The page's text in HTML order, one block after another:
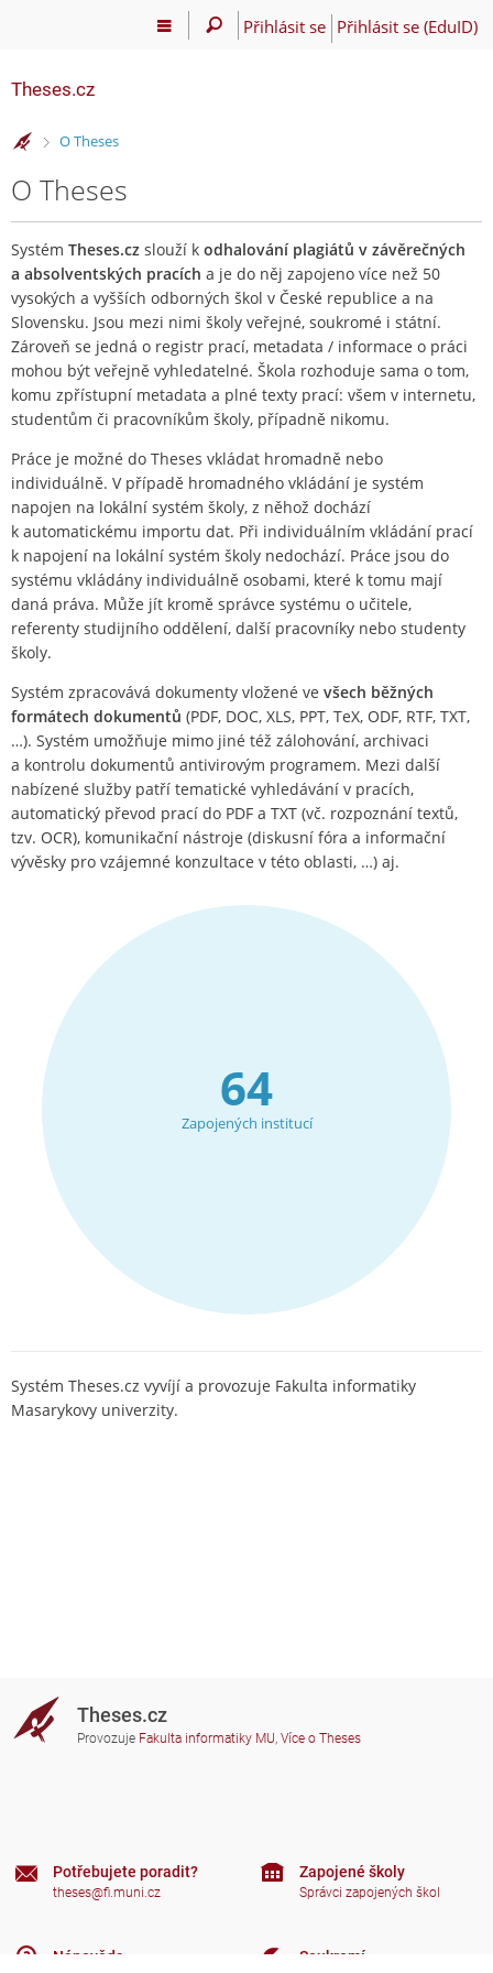
Přihlásit se Přihlásit se (EduID)
Theses.cz
>
O Theses
O Theses
Systém Theses.cz slouží k odhalování plagiátů v závěrečných
a absolventských pracích a je do něj zapojeno více než 50
vysokých a vyšších odborných škol v České republice a na
Slovensku. Jsou mezi nimi školy veřejné, soukromé i státní.
Zároveň se jedná o registr prací, metadata / informace o práci
mohou být veřejně vyhledatelné. Škola rozhoduje sama o tom,
komu zpřístupní metadata a plné texty prací: všem v internetu,
studentům či pracovníkům školy, případně nikomu.
Práce je možné do Theses vkládat hromadně nebo
individuálně. V případě hromadného vkládání je systém
napojen na lokální systém školy, z něhož dochází
k automatickému importu dat. Při individuálním vkládání prací
k napojení na lokální systém školy nedochází. Práce jsou do
systému vkládány individuálně osobami, které k tomu mají
daná práva. Může jít kromě správce systému o učitele,
referenty studijního oddělení, další pracovníky nebo studenty
školy.
Systém zpracovává dokumenty vložené ve všech běžných
formátech dokumentů (PDF, DOC, XLS, PPT, TeX, ODF, RTF, TXT,
…). Systém umožňuje mimo jiné též zálohování, archivaci
a kontrolu dokumentů antivirovým programem. Mezi další
nabízené služby patří tematické vyhledávání v pracích,
automatický převod prací do PDF a TXT (vč. rozpoznání textů,
tzv. OCR), komunikační nástroje (diskusní fóra a informační
vývěsky pro vzájemné konzultace v této oblasti, …) aj.
64
Zapojených institucí
Systém Theses.cz vyvíjí a provozuje Fakulta informatiky
Masarykovy univerzity.
Theses.cz
Provozuje Fakulta informatiky MU, Více o Theses
Potřebujete poradit?
theses@fi.muni.cz
Nápověda
Zapojené školy
Správci zapojených škol
Soukromí